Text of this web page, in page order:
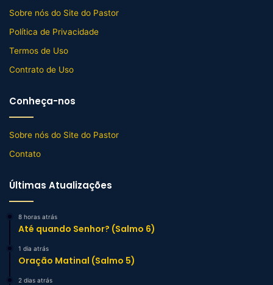
Sobre nós do Site do Pastor
Política de Privacidade
Termos de Uso
Contrato de Uso
Conheça-nos
Sobre nós do Site do Pastor
Contato
Últimas Atualizações
8 horas atrás
Até quando Senhor? (Salmo 6)
1 dia atrás
Oração Matinal (Salmo 5)
2 dias atrás